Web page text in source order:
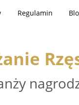
Regulamin